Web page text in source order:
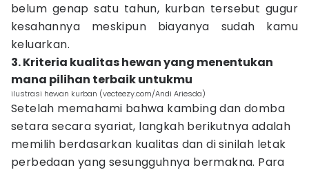
belum genap satu tahun, kurban tersebut gugur
kesahannya meskipun biayanya sudah kamu
keluarkan.
3. Kriteria kualitas hewan yang menentukan
mana pilihan terbaik untukmu
ilustrasi hewan kurban (vecteezy.com/Andi Ariesda)
Setelah memahami bahwa kambing dan domba
setara secara syariat, langkah berikutnya adalah
memilih berdasarkan kualitas dan di sinilah letak
perbedaan yang sesungguhnya bermakna. Para